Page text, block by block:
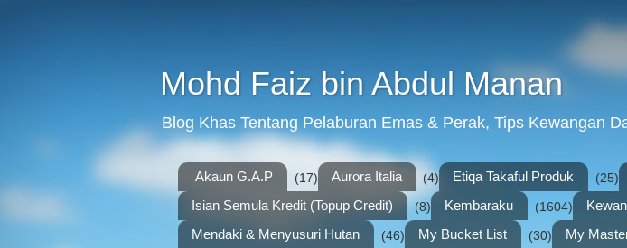
Mohd Faiz bin Abdul Manan
Blog Khas Tentang Pelaburan Emas & Perak, Tips Kewangan
Akaun G.A.P (17) Aurora Italia (4) Etiqa Takaful Produk (25)
Isian Semula Kredit (Topup Credit) (8) Kembaraku (1604)
Mendaki & Menyusuri Hutan (46) My Bucket List (30) My